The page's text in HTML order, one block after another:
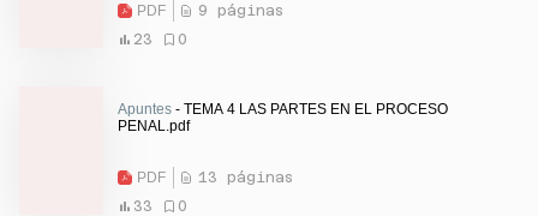
PDF
9 páginas
23
0
Apuntes - TEMA 4 LAS PARTES EN EL PROCESO
PENAL.pdf
PDF
13 páginas
33
0